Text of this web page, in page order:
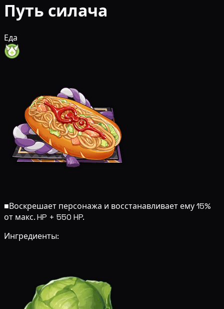
Путь силача
Еда
■Воскрешает персонажа и восстанавливает ему 15%
от макс. HP + 550 HP.
Ингредиенты: